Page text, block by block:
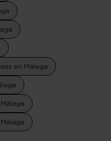
en Málaga